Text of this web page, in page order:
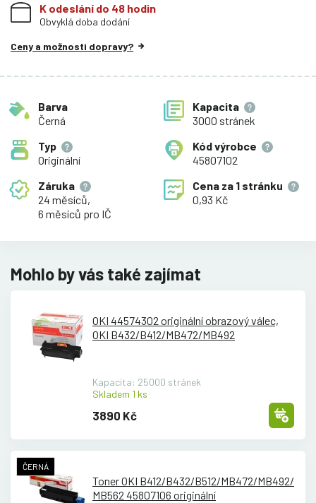
K odeslání do 48 hodin
Obvyklá doba dodání
Ceny a možnosti dopravy?
Barva
Černá
Kapacita
3000 stránek
Typ
Originální
Kód výrobce
45807102
Záruka
24 měsíců,
6 měsíců pro IČ
Cena za 1 stránku
0,93 Kč
Mohlo by vás také zajímat
OKI 44574302 originální obrazový válec,
OKI B432/B412/MB472/MB492
Kapacita: 25000 stránek
Skladem 1 ks
3890 Kč
ČERNÁ
Toner OKI B412/B432/B512/MB472/MB492/
MB562 45807106 originální